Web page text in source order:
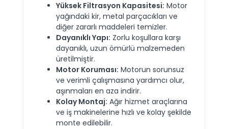
Yüksek Filtrasyon Kapasitesi: Motor
yağındaki kir, metal parçacıkları ve
diğer zararlı maddeleri temizler.
Dayanıklı Yapı: Zorlu koşullara karşı
dayanıklı, uzun ömürlü malzemeden
üretilmiştir.
Motor Koruması: Motorun sorunsuz
ve verimli çalışmasına yardımcı olur,
aşınmaları en aza indirir.
Kolay Montaj: Ağır hizmet araçlarına
ve iş makinelerine hızlı ve kolay şekilde
monte edilebilir.